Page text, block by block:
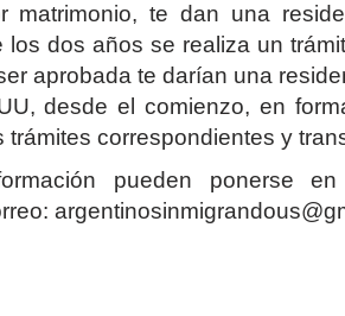
matrimonio, te dan una
los dos años se realiza un
aprobada te darían una
desde el comienzo, en
trámites correspondientes y
pueden ponerse